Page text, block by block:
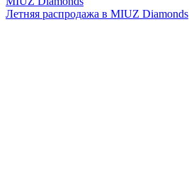
Летняя распродажа в MIUZ Diamonds